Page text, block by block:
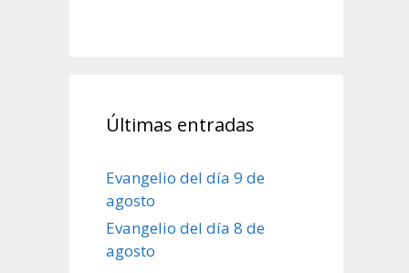
Últimas entradas
Evangelio del día 9 de
agosto
Evangelio del día 8 de
agosto